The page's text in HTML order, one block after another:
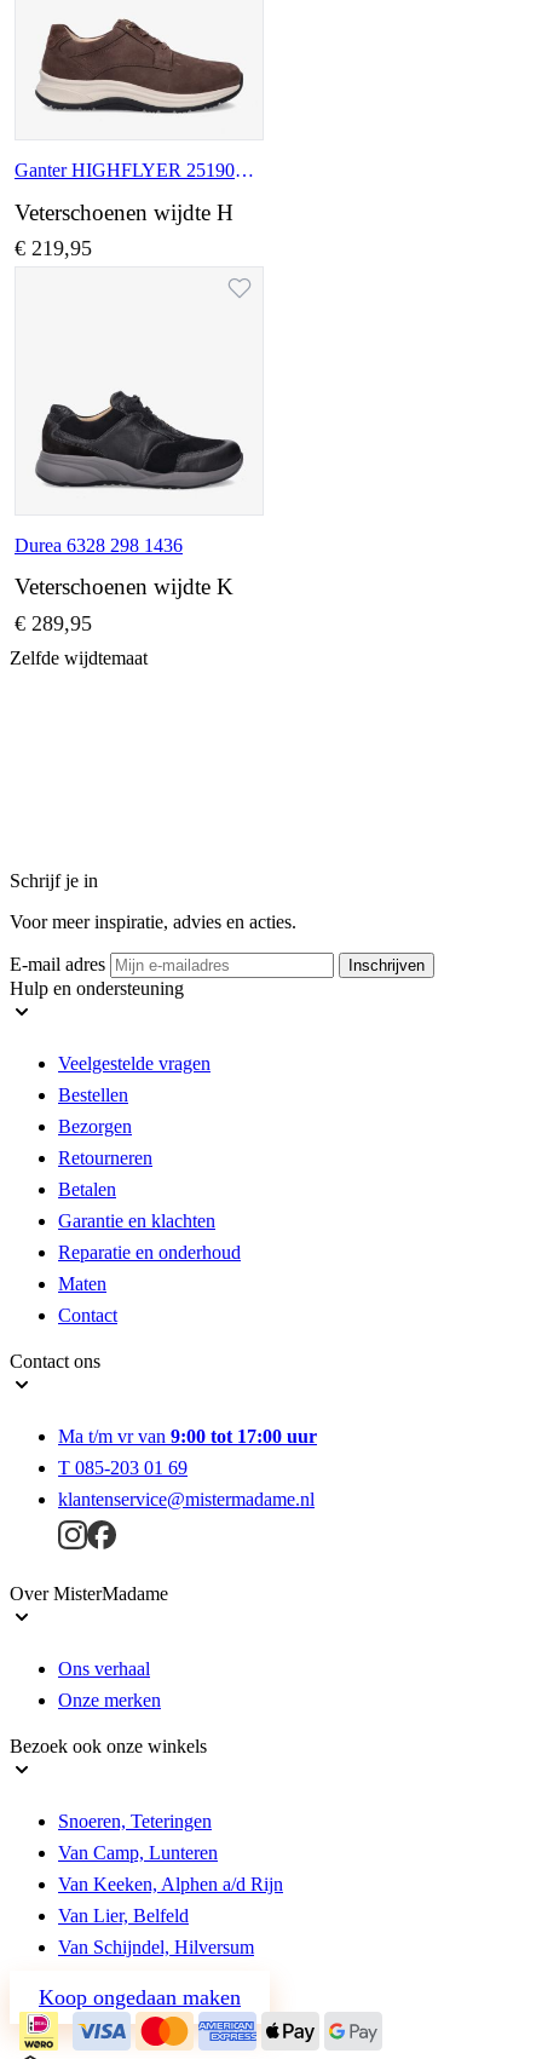
Ganter HIGHFLYER 251908 2000
Veterschoenen wijdte H
€ 219,95
Durea 6328 298 1436
Veterschoenen wijdte K
€ 289,95
Zelfde wijdtemaat
Schrijf je in
Voor meer inspiratie, advies en acties.
E-mail adres Inschrijven
Hulp en ondersteuning
Veelgestelde vragen
Bestellen
Bezorgen
Retourneren
Betalen
Garantie en klachten
Reparatie en onderhoud
Maten
Contact
Contact ons
Ma t/m vr van 9:00 tot 17:00 uur
T 085-203 01 69
klantenservice@mistermadame.nl
Over MisterMadame
Ons verhaal
Onze merken
Bezoek ook onze winkels
Snoeren, Teteringen
Van Camp, Lunteren
Van Keeken, Alphen a/d Rijn
Van Lier, Belfeld
Van Schijndel, Hilversum
Koop ongedaan maken